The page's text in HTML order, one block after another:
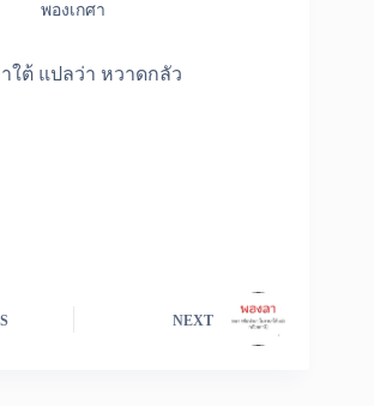
พองเกศา
ใต้ แปลว่า หวาดกลัว
NEXT